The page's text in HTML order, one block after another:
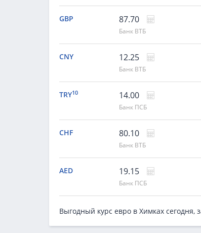
GBP 87.70
Банк ВТБ
CNY 12.25
Банк ВТБ
TRY10 14.00
Банк ПСБ
CHF 80.10
Банк ВТБ
AED 19.15
Банк ПСБ
Выгодный курс евро в Химках